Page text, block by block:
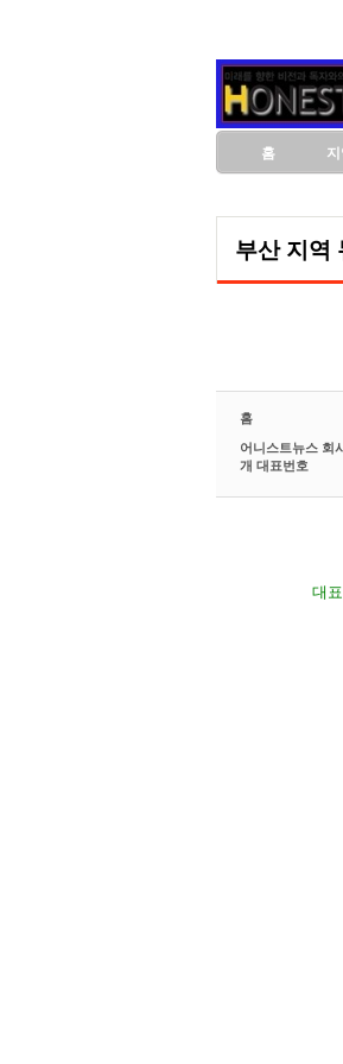
홈
부산 지역
홈
어니스트뉴스 회
개 대표번호
대